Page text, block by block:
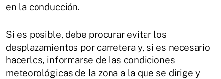
en la conducción.
Si es posible, debe procurar evitar los
desplazamientos por carretera y, si es necesario
hacerlos, informarse de las condiciones
meteorológicas de la zona a la que se dirige y